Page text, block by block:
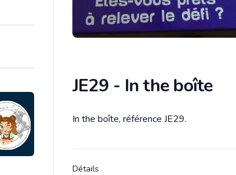
JE29 - In the boîte
Description
In the boîte, référence JE29.
Détails